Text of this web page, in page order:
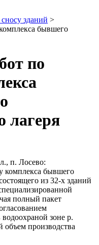
зданий >
бывшего
по
лагеря
п. Лосево:
комплекса бывшего
из 32-х зданий
полный пакет
зоне р.
производства